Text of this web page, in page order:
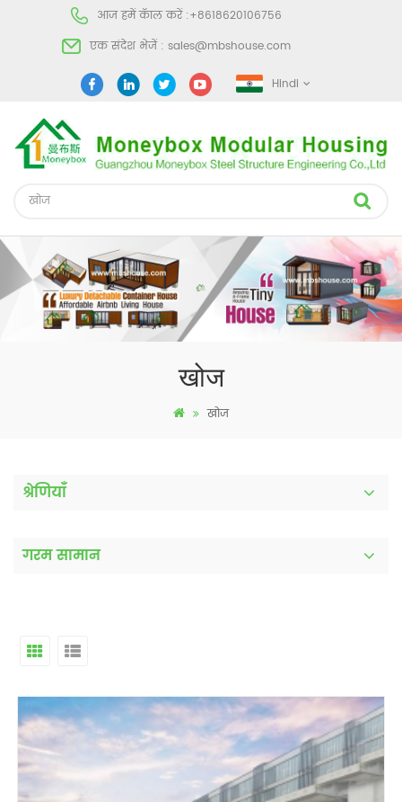
आज हमें कॅाल करें :+8618620106756
एक संदेश भेजें : sales@mbshouse.com
Hindi
खोज
खोज
श्रेणियाँ
गरम सामान